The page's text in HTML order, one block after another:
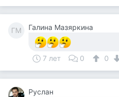
ГМ Галина Мазяркина
7 лет 0 0
Руслан